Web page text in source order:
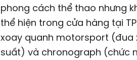
phong cách thể thao nhưng
thể hiện trong cửa hàng tại
xoay quanh motorsport
suất) và chronograph (chức